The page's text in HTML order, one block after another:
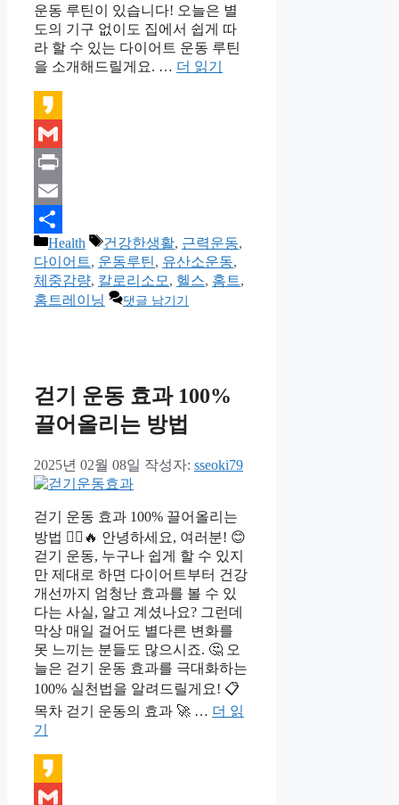
운동 루틴이 있습니다! 오늘은 별
도의 기구 없이도 집에서 쉽게 따
라 할 수 있는 다이어트 운동 루틴
을 소개해드릴게요. … 더 읽기
Kakao
Gmail
Print
Email
Share
카
테
고
리
Health
태
그
건강한생활, 근력운동,
다이어트, 운동루틴, 유산소운동,
체중감량, 칼로리소모 , 헬스, 홈트,
홈트레이닝
댓글 남기기
걷기 운동 효과 100%
끌어올리는 방법
2025년 02월 08일 작성자: sseoki79
걷기 운동 효과 100% 끌어올리는
방법 🚶‍♂️🔥 안녕하세요, 여러분! 😊
걷기 운동, 누구나 쉽게 할 수 있지
만 제대로 하면 다이어트부터 건강
개선까지 엄청난 효과를 볼 수 있
다는 사실, 알고 계셨나요? 그런데
막상 매일 걸어도 별다른 변화를
못 느끼는 분들도 많으시죠. 🤔 오
늘은 걷기 운동 효과를 극대화하는
100% 실천법을 알려드릴게요! 📋
목차 걷기 운동의 효과 🚀 … 더 읽
기
Kakao